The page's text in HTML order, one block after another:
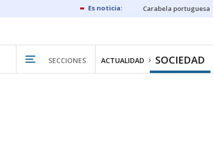
Carabela portuguesa
SECCIONES ACTUALIDAD SOCIEDAD